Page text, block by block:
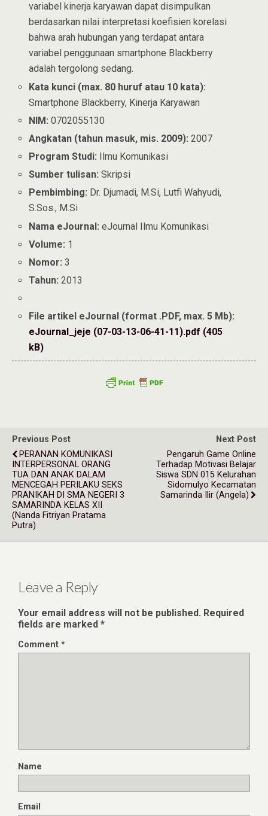
variabel kinerja karyawan dapat disimpulkan
berdasarkan nilai interpretasi koefisien korelasi
bahwa arah hubungan yang terdapat antara
variabel penggunaan smartphone Blackberry
adalah tergolong sedang.
Kata kunci (max. 80 huruf atau 10 kata):
Smartphone Blackberry, Kinerja Karyawan
NIM: 0702055130
Angkatan (tahun masuk, mis. 2009): 2007
Program Studi: Ilmu Komunikasi
Sumber tulisan: Skripsi
Pembimbing: Dr. Djumadi, M.Si, Lutfi Wahyudi,
S.Sos., M.Si
Nama eJournal: eJournal Ilmu Komunikasi
Volume: 1
Nomor: 3
Tahun: 2013
File artikel eJournal (format .PDF, max. 5 Mb):
eJournal_jeje (07-03-13-06-41-11).pdf (405
kB)
Previous Post
PERANAN KOMUNIKASI
INTERPERSONAL ORANG
TUA DAN ANAK DALAM
MENCEGAH PERILAKU SEKS
PRANIKAH DI SMA NEGERI 3
SAMARINDA KELAS XII
(Nanda Fitriyan Pratama
Putra)
Next Post
Pengaruh Game Online
Terhadap Motivasi Belajar
Siswa SDN 015 Kelurahan
Sidomulyo Kecamatan
Samarinda Ilir (Angela)
Leave a Reply
Your email address will not be published. Required
fields are marked *
Comment *
Name
Email